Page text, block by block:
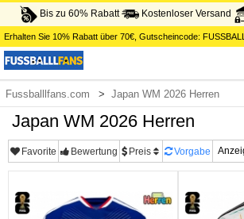
Bis zu 60% Rabatt Kostenloser Versand
Erhalten Sie 10% Rabatt über 70€ , Gutscheincode: FUSSBALL
Fussballlfans.com Japan WM 2026 Herren
Japan WM 2026 Herren
Favorite Bewertung Preis Vorgabe